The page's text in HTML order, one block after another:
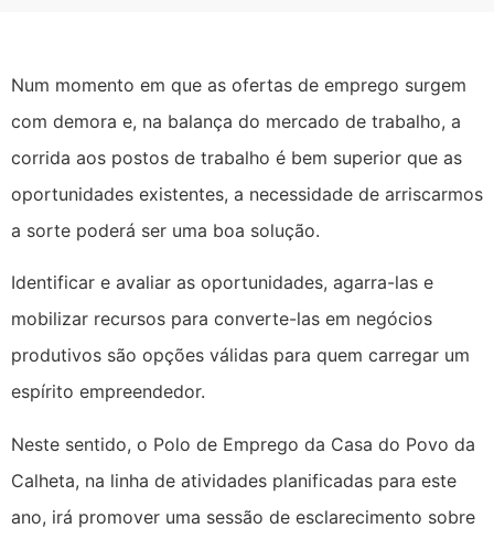
Num momento em que as ofertas de emprego surgem
com demora e, na balança do mercado de trabalho, a
corrida aos postos de trabalho é bem superior que as
oportunidades existentes, a necessidade de arriscarmos
a sorte poderá ser uma boa solução.
Identificar e avaliar as oportunidades, agarra-las e
mobilizar recursos para converte-las em negócios
produtivos são opções válidas para quem carregar um
espírito empreendedor.
Neste sentido, o Polo de Emprego da Casa do Povo da
Calheta, na linha de atividades planificadas para este
ano, irá promover uma sessão de esclarecimento sobre